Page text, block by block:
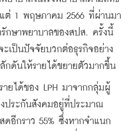
ต่ 1 พฤษภาคม 2566 ที่ผ่านมา
รักษาพยาบาลของสปส. ครั้งนี้
ะเป็นปัจจัยบวกต่อธุรกิจอย่าง
กดันให้รายได้ขยายตัวมากขึ้น
ได้ของ LPH มาจากกลุ่มผู้
ประกันสังคมอยู่ที่ประมาณ
ดอีกราว 55% ซึ่งหากจำแนก